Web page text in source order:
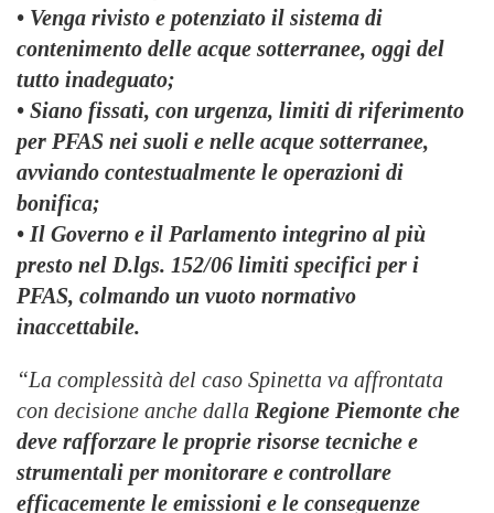
• Venga rivisto e potenziato il sistema di
contenimento delle acque sotterranee, oggi del
tutto inadeguato;
• Siano fissati, con urgenza, limiti di riferimento
per PFAS nei suoli e nelle acque sotterranee,
avviando contestualmente le operazioni di
bonifica;
• Il Governo e il Parlamento integrino al più
presto nel D.lgs. 152/06 limiti specifici per i
PFAS, colmando un vuoto normativo
inaccettabile.
“La complessità del caso Spinetta va affrontata
con decisione anche dalla Regione Piemonte che
deve rafforzare le proprie risorse tecniche e
strumentali per monitorare e controllare
efficacemente le emissioni e le conseguenze